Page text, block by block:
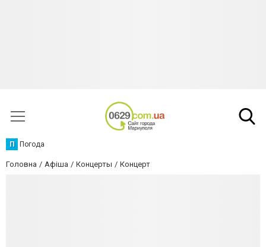
П Погода
Головна Афіша Концерты Концерт